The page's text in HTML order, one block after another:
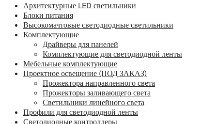
Архитектурные LED светильники
Блоки питания
Высокомачтовые светодиодные светильники
Комплектующие
Драйверы для панелей
Комплектующие для светодиодной ленты
Мебельные комплектующие
Проектное освещение (ПОД ЗАКАЗ)
Прожектора направленного света
Прожекторы заливающего света
Светильники линейного света
Профили для светодиодной ленты
Светодиодные контроллеры